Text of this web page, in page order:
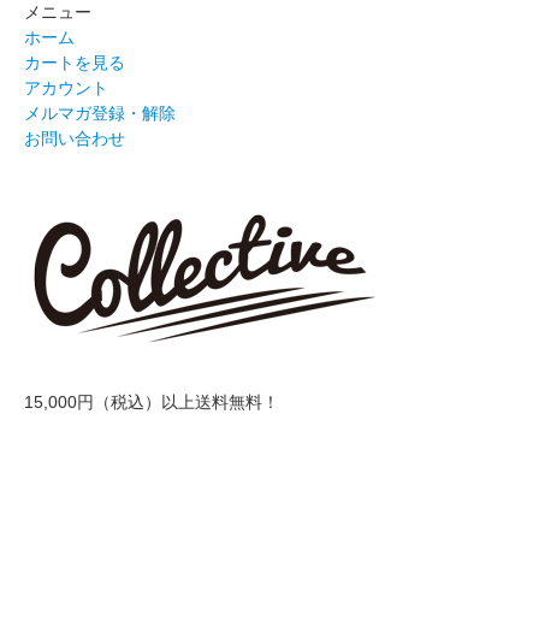
メニュー
ホーム
カートを見る
アカウント
メルマガ登録・解除
お問い合わせ
15,000円（税込）以上送料無料！